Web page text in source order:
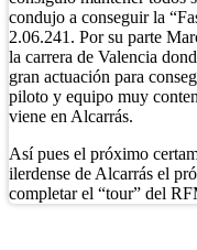
condujo a conseguir la
2.06.241. Por su parte
la carrera de Valencia
gran actuación para
piloto y equipo muy
viene en Alcarrás.
Así pues el próximo
ilerdense de Alcarrás el
completar el “tour” del